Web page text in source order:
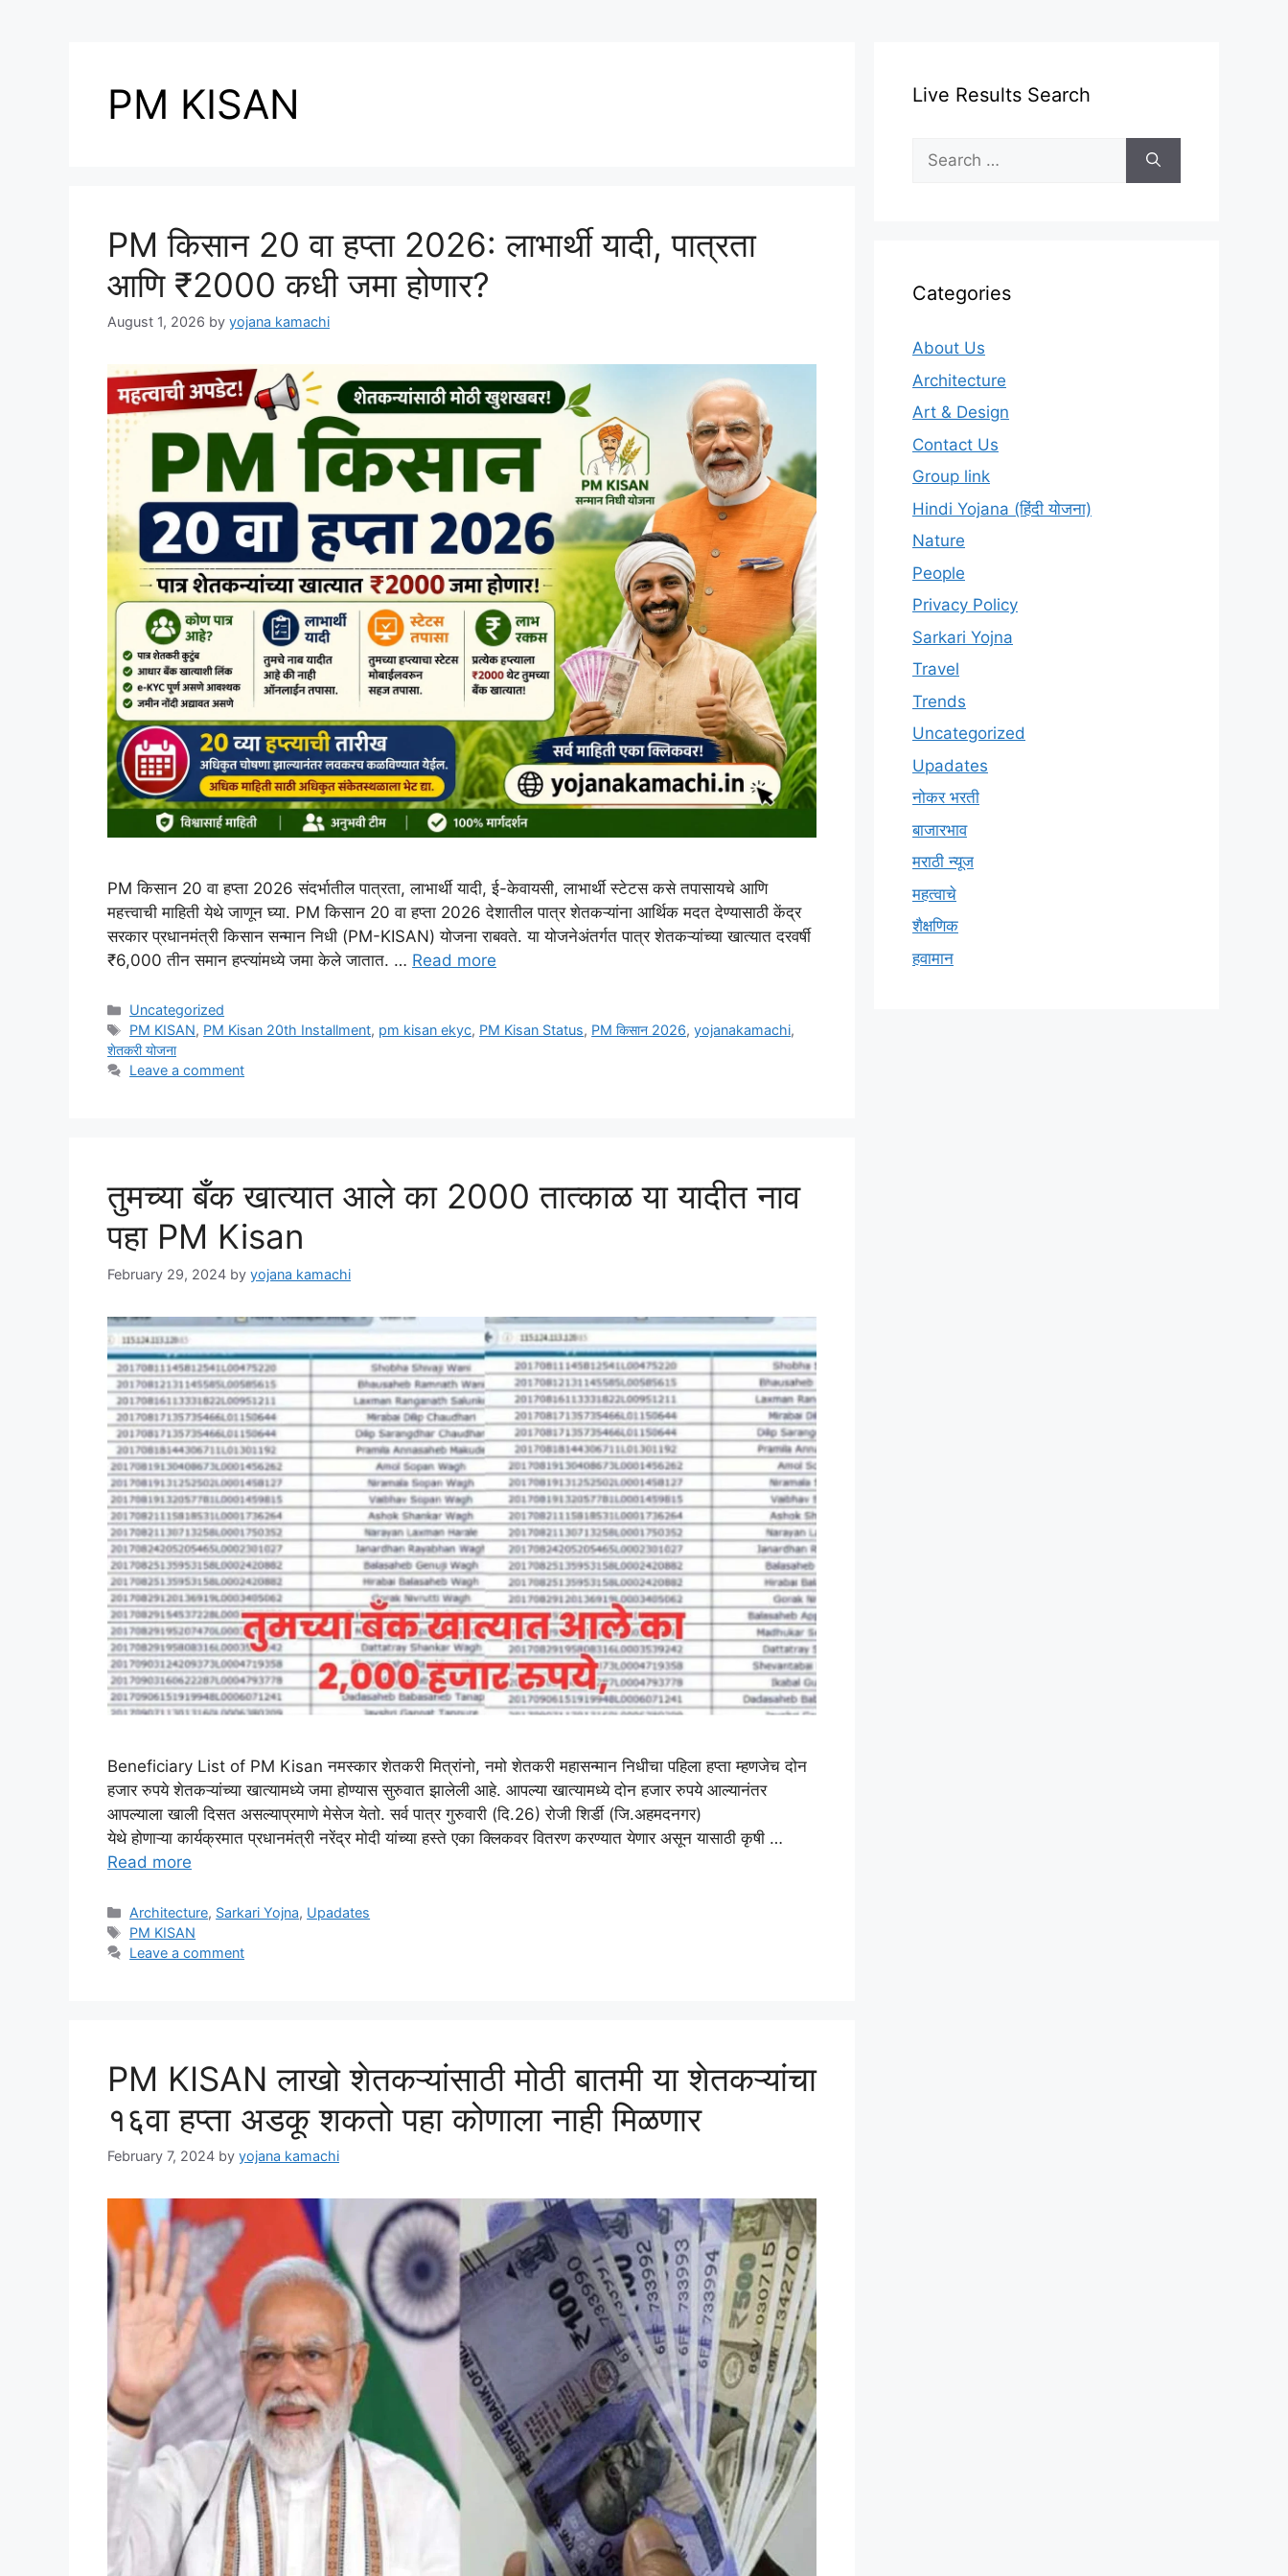
PM KISAN
PM किसान 20 वा हप्ता 2026: लाभार्थी यादी, पात्रता
आणि ₹2000 कधी जमा होणार?
August 1, 2026 by yojana kamachi
PM किसान 20 वा हप्ता 2026 संदर्भातील पात्रता, लाभार्थी यादी, ई-केवायसी, लाभार्थी स्टेटस कसे तपासायचे आणि
महत्त्वाची माहिती येथे जाणून घ्या. PM किसान 20 वा हप्ता 2026 देशातील पात्र शेतकऱ्यांना आर्थिक मदत देण्यासाठी केंद्र
सरकार प्रधानमंत्री किसान सन्मान निधी (PM-KISAN) योजना राबवते. या योजनेअंतर्गत पात्र शेतकऱ्यांच्या खात्यात दरवर्षी
₹6,000 तीन समान हप्त्यांमध्ये जमा केले जातात. … Read more
Categories
Uncategorized
Tags
PM KISAN, PM Kisan 20th Installment, pm kisan ekyc, PM Kisan Status, PM किसान 2026,yojanakamachi,
शेतकरी योजना
Leave a comment
तुमच्या बँक खात्यात आले का 2000 तात्काळ या यादीत नाव
पहा PM Kisan
February 29, 2024 by yojana kamachi
Beneficiary List of PM Kisan नमस्कार शेतकरी मित्रांनो, नमो शेतकरी महासन्मान निधीचा पहिला हप्ता म्हणजेच दोन
हजार रुपये शेतकऱ्यांच्या खात्यामध्ये जमा होण्यास सुरुवात झालेली आहे. आपल्या खात्यामध्ये दोन हजार रुपये आल्यानंतर
आपल्याला खाली दिसत असल्याप्रमाणे मेसेज येतो. सर्व पात्र गुरुवारी (दि.26) रोजी शिर्डी (जि.अहमदनगर)
येथे होणाऱ्या कार्यक्रमात प्रधानमंत्री नरेंद्र मोदी यांच्या हस्ते एका क्लिकवर वितरण करण्यात येणार असून यासाठी कृषी …
Read more
Categories
Architecture, Sarkari Yojna, Upadates
Tags
PM KISAN
Leave a comment
PM KISAN लाखो शेतकऱ्यांसाठी मोठी बातमी या शेतकऱ्यांचा
१६वा हप्ता अडकू शकतो पहा कोणाला नाही मिळणार
February 7, 2024 by yojana kamachi
Live Results Search
Search
for:
Categories
About Us
Architecture
Art & Design
Contact Us
Group link
Hindi Yojana (हिंदी योजना)
Nature
People
Privacy Policy
Sarkari Yojna
Travel
Trends
Uncategorized
Upadates
नोकर भरती
बाजारभाव
मराठी न्यूज
महत्वाचे
शैक्षणिक
हवामान